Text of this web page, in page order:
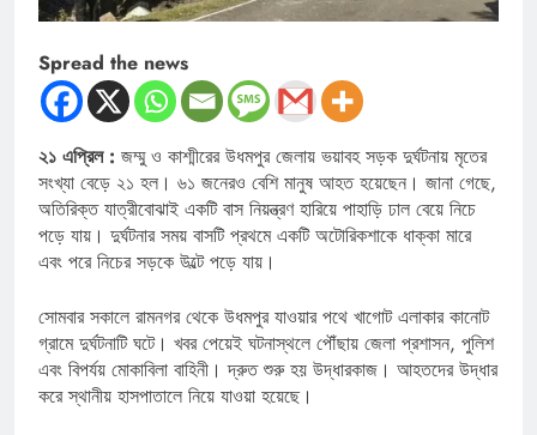
Spread the news
২১ এপ্রিল : জম্মু ও কাশ্মীরের উধমপুর জেলায় ভয়াবহ সড়ক দুর্ঘটনায় মৃতের
সংখ্যা বেড়ে ২১ হল। ৬১ জনেরও বেশি মানুষ আহত হয়েছেন। জানা গেছে,
অতিরিক্ত যাত্রীবোঝাই একটি বাস নিয়ন্ত্রণ হারিয়ে পাহাড়ি ঢাল বেয়ে নিচে
পড়ে যায়। দুর্ঘটনার সময় বাসটি প্রথমে একটি অটোরিকশাকে ধাক্কা মারে
এবং পরে নিচের সড়কে উল্টে পড়ে যায়।
সোমবার সকালে রামনগর থেকে উধমপুর যাওয়ার পথে খাগোট এলাকার কানোট
গ্রামে দুর্ঘটনাটি ঘটে। খবর পেয়েই ঘটনাস্থলে পৌঁছায় জেলা প্রশাসন, পুলিশ
এবং বিপর্যয় মোকাবিলা বাহিনী। দ্রুত শুরু হয় উদ্ধারকাজ। আহতদের উদ্ধার
করে স্থানীয় হাসপাতালে নিয়ে যাওয়া হয়েছে।